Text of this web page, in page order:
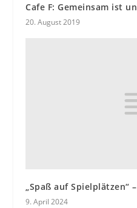
Cafe F: Gemeinsam ist
20. August 2019
„Spaß auf Spielplätzen“
9. April 2024